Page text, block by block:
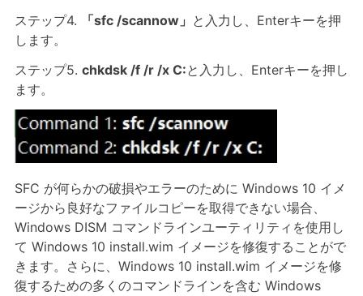
ステップ4.
「sfc /scannow」 と入力し、Enterキーを押
します。
ステップ5. chkdsk /f /r /x C:と入力し、Enterキーを押し
ます。
SFC が何らかの破損やエラーのために Windows 10 イメ
ージから良好なファイルコピーを取得できない場合、
Windows DISM コマンドラインユーティリティを使用し
て Windows 10 install.wim イメージを修復することがで
きます。さらに、Windows 10 install.wim イメージを修
復するための多くのコマンドラインを含む Windows